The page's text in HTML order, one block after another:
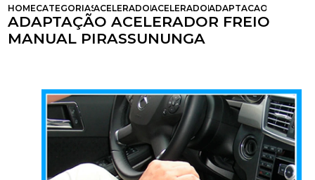
HOMECATEGORIASACELERADORES E FREIOS MANUAIS
ACELERADOR E FREIO MANUAL PCD
ADAPTACAO
ADAPTAÇÃO ACELERADOR FREIO
MANUAL PIRASSUNUNGA